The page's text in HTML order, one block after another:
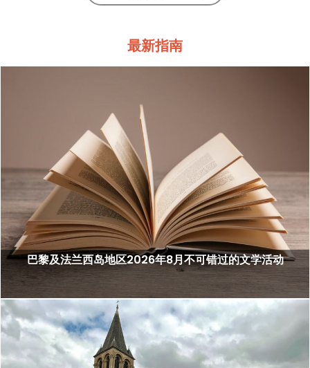
最新指南
巴黎及法兰西岛地区2026年8月不可错过的文学活动